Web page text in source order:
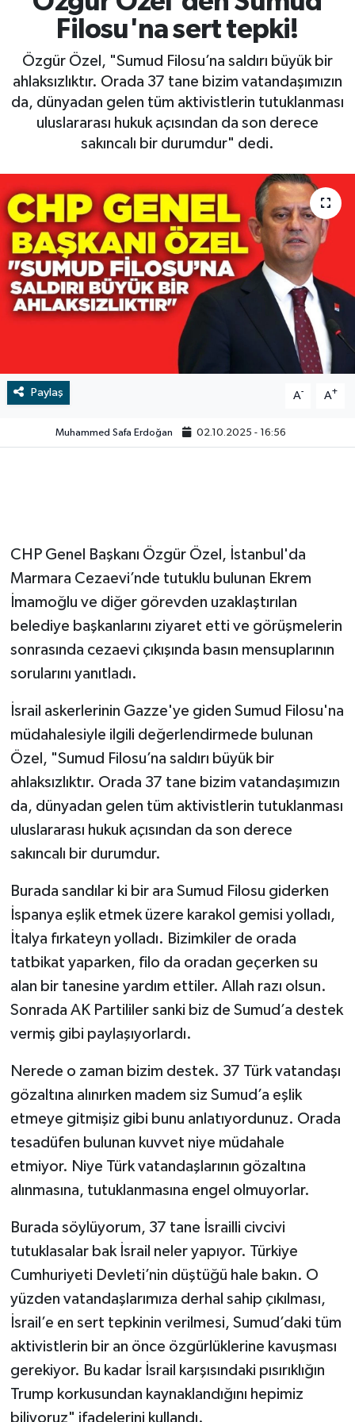
Filosu'na sert tepki!
Özgür Özel, "Sumud Filosu’na saldırı büyük bir
ahlaksızlıktır. Orada 37 tane bizim vatandaşımızın
da, dünyadan gelen tüm aktivistlerin tutuklanması
uluslararası hukuk açısından da son derece
sakıncalı bir durumdur" dedi.
Paylaş A- A+
Muhammed Safa Erdoğan 02.10.2025 - 16:56
CHP Genel Başkanı Özgür Özel, İstanbul'da
Marmara Cezaevi’nde tutuklu bulunan Ekrem
İmamoğlu ve diğer görevden uzaklaştırılan
belediye başkanlarını ziyaret etti ve görüşmelerin
sonrasında cezaevi çıkışında basın mensuplarının
sorularını yanıtladı.
İsrail askerlerinin Gazze'ye giden Sumud Filosu'na
müdahalesiyle ilgili değerlendirmede bulunan
Özel, "Sumud Filosu’na saldırı büyük bir
ahlaksızlıktır. Orada 37 tane bizim vatandaşımızın
da, dünyadan gelen tüm aktivistlerin tutuklanması
uluslararası hukuk açısından da son derece
sakıncalı bir durumdur.
Burada sandılar ki bir ara Sumud Filosu giderken
İspanya eşlik etmek üzere karakol gemisi yolladı,
İtalya fırkateyn yolladı. Bizimkiler de orada
tatbikat yaparken, filo da oradan geçerken su
alan bir tanesine yardım ettiler. Allah razı olsun.
Sonrada AK Partililer sanki biz de Sumud’a destek
vermiş gibi paylaşıyorlardı.
Nerede o zaman bizim destek. 37 Türk vatandaşı
gözaltına alınırken madem siz Sumud’a eşlik
etmeye gitmişiz gibi bunu anlatıyordunuz. Orada
tesadüfen bulunan kuvvet niye müdahale
etmiyor. Niye Türk vatandaşlarının gözaltına
alınmasına, tutuklanmasına engel olmuyorlar.
Burada söylüyorum, 37 tane İsrailli civcivi
tutuklasalar bak İsrail neler yapıyor. Türkiye
Cumhuriyeti Devleti’nin düştüğü hale bakın. O
yüzden vatandaşlarımıza derhal sahip çıkılması,
İsrail’e en sert tepkinin verilmesi, Sumud’daki tüm
aktivistlerin bir an önce özgürlüklerine kavuşması
gerekiyor. Bu kadar İsrail karşısındaki pısırıklığın
Trump korkusundan kaynaklandığını hepimiz
biliyoruz" ifadelerini kullandı.
RESMİ İLAN
BİLİM VE TEKNOLOJİ
RESMİ İLAN
Yaşam
Tarih
Çevre
Dünya
İletişim
Künye
SPOR
Video